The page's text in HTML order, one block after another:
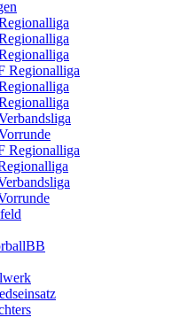
Regionalliga
Regionalliga